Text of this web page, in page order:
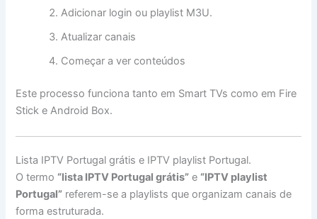
Adicionar login ou playlist M3U.
Atualizar canais
Começar a ver conteúdos
Este processo funciona tanto em Smart TVs como em Fire
Stick e Android Box.
Lista IPTV Portugal grátis e IPTV playlist Portugal.
O termo “lista IPTV Portugal grátis” e “IPTV playlist
Portugal” referem-se a playlists que organizam canais de
forma estruturada.